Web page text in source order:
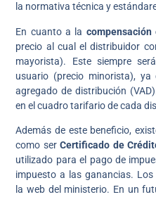
la normativa técnica y
En cuanto a la compensación
precio al cual el distribuidor
mayorista). Este siempre
usuario (precio minorista),
agregado de distribución
en el cuadro tarifario de cada
Además de este beneficio,
como serCertificado de
utilizado para el pago de
impuesto a las ganancias.
la web del ministerio. En un